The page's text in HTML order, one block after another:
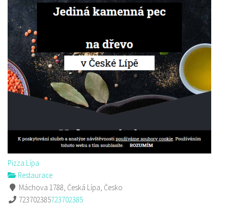
Pizza Lípa
Restaurace
Máchova 1788, Česká Lípa, Česko
723702385723702385